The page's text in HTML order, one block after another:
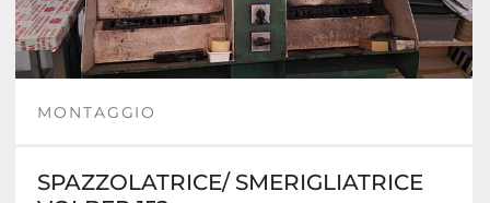
MONTAGGIO
SPAZZOLATRICE/ SMERIGLIATRICE